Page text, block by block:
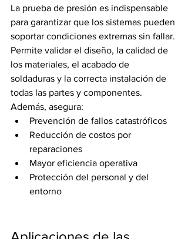
La prueba de presión es indispensable
para garantizar que los sistemas pueden
soportar condiciones extremas sin fallar.
Permite validar el diseño, la calidad de
los materiales, el acabado de
soldaduras y la correcta instalación de
todas las partes y componentes.
Además, asegura:
Prevención de fallos catastróficos
Reducción de costos por
reparaciones
Mayor eficiencia operativa
Protección del personal y del
entorno